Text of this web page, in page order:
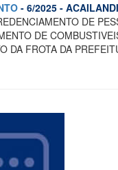
- 6/2025 -
DE
DE
DA FROTA DA